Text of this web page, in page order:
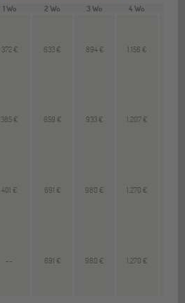
1 Wo 2 Wo 3 Wo 4 Wo
372 € 633 € 894 € 1.156 €
385 € 659 € 933 € 1.207 €
401 € 691 € 980 € 1.270 €
-- 691 € 980 € 1.270 €